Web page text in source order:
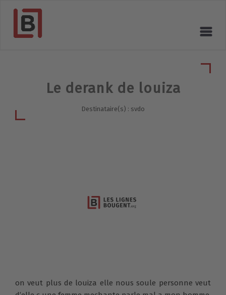
Le derank de louiza
Destinataire(s) : svdo
on veut plus de louiza elle nous soule personne veut